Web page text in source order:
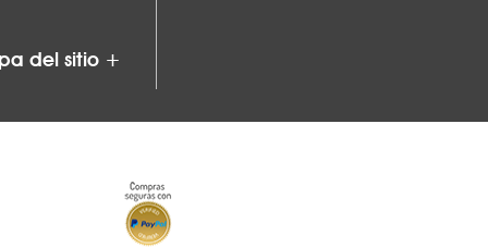
del sitio +